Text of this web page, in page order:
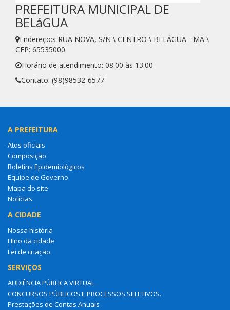
PREFEITURA MUNICIPAL DE
BELáGUA
Endereço:s RUA NOVA, S/N \ CENTRO \ BELÁGUA - MA \
CEP: 65535000
Horário de atendimento: 08:00 às 13:00
Contato: (98)98532-6577
A PREFEITURA
Atos oficiais
Composição
Boletins Epidemiológicos
Equipe de Governo
Mapa do site
Notícias
A CIDADE
Nossa história
Hino da cidade
Lei de criação
SERVIÇOS
AUDIÊNCIA PÚBLICA VIRTUAL
CONCURSOS PÚBLICOS E PROCESSOS SELETIVOS.
Prestações de Contas Anuais